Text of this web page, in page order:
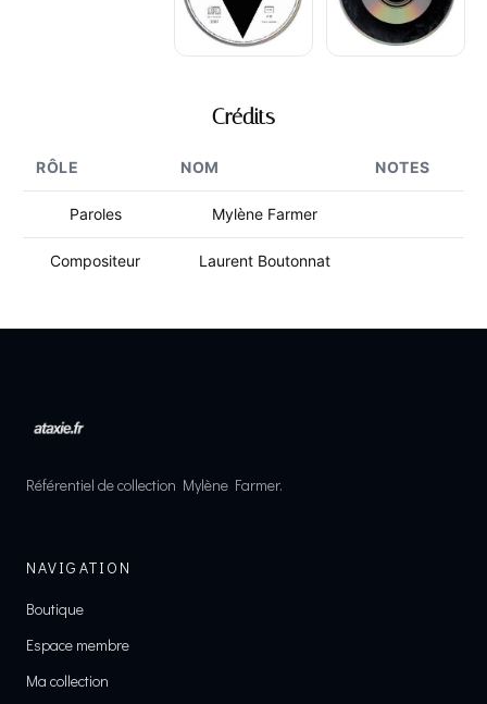
Crédits
RÔLE NOM NOTES
Paroles Mylène Farmer
Compositeur Laurent Boutonnat
Référentiel de collection Mylène Farmer.
NAVIGATION
Boutique
Espace membre
Ma collection